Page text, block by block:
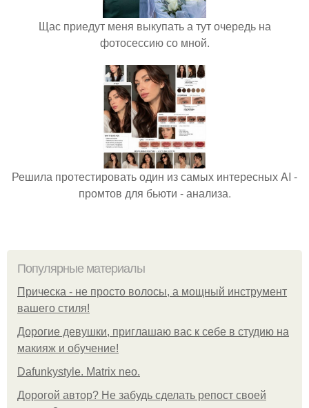
Щас приедут меня выкупать а тут очередь на
фотосессию со мной.
Решила протестировать один из самых интересных AI -
промтов для бьюти - анализа.
Популярные материалы
Прическа - не просто волосы, а мощный инструмент
вашего стиля!
Дорогие девушки, приглашаю вас к себе в студию на
макияж и обучение!
Dafunkystyle. Matrix neo.
Дорогой автор? Не забудь сделать репост своей